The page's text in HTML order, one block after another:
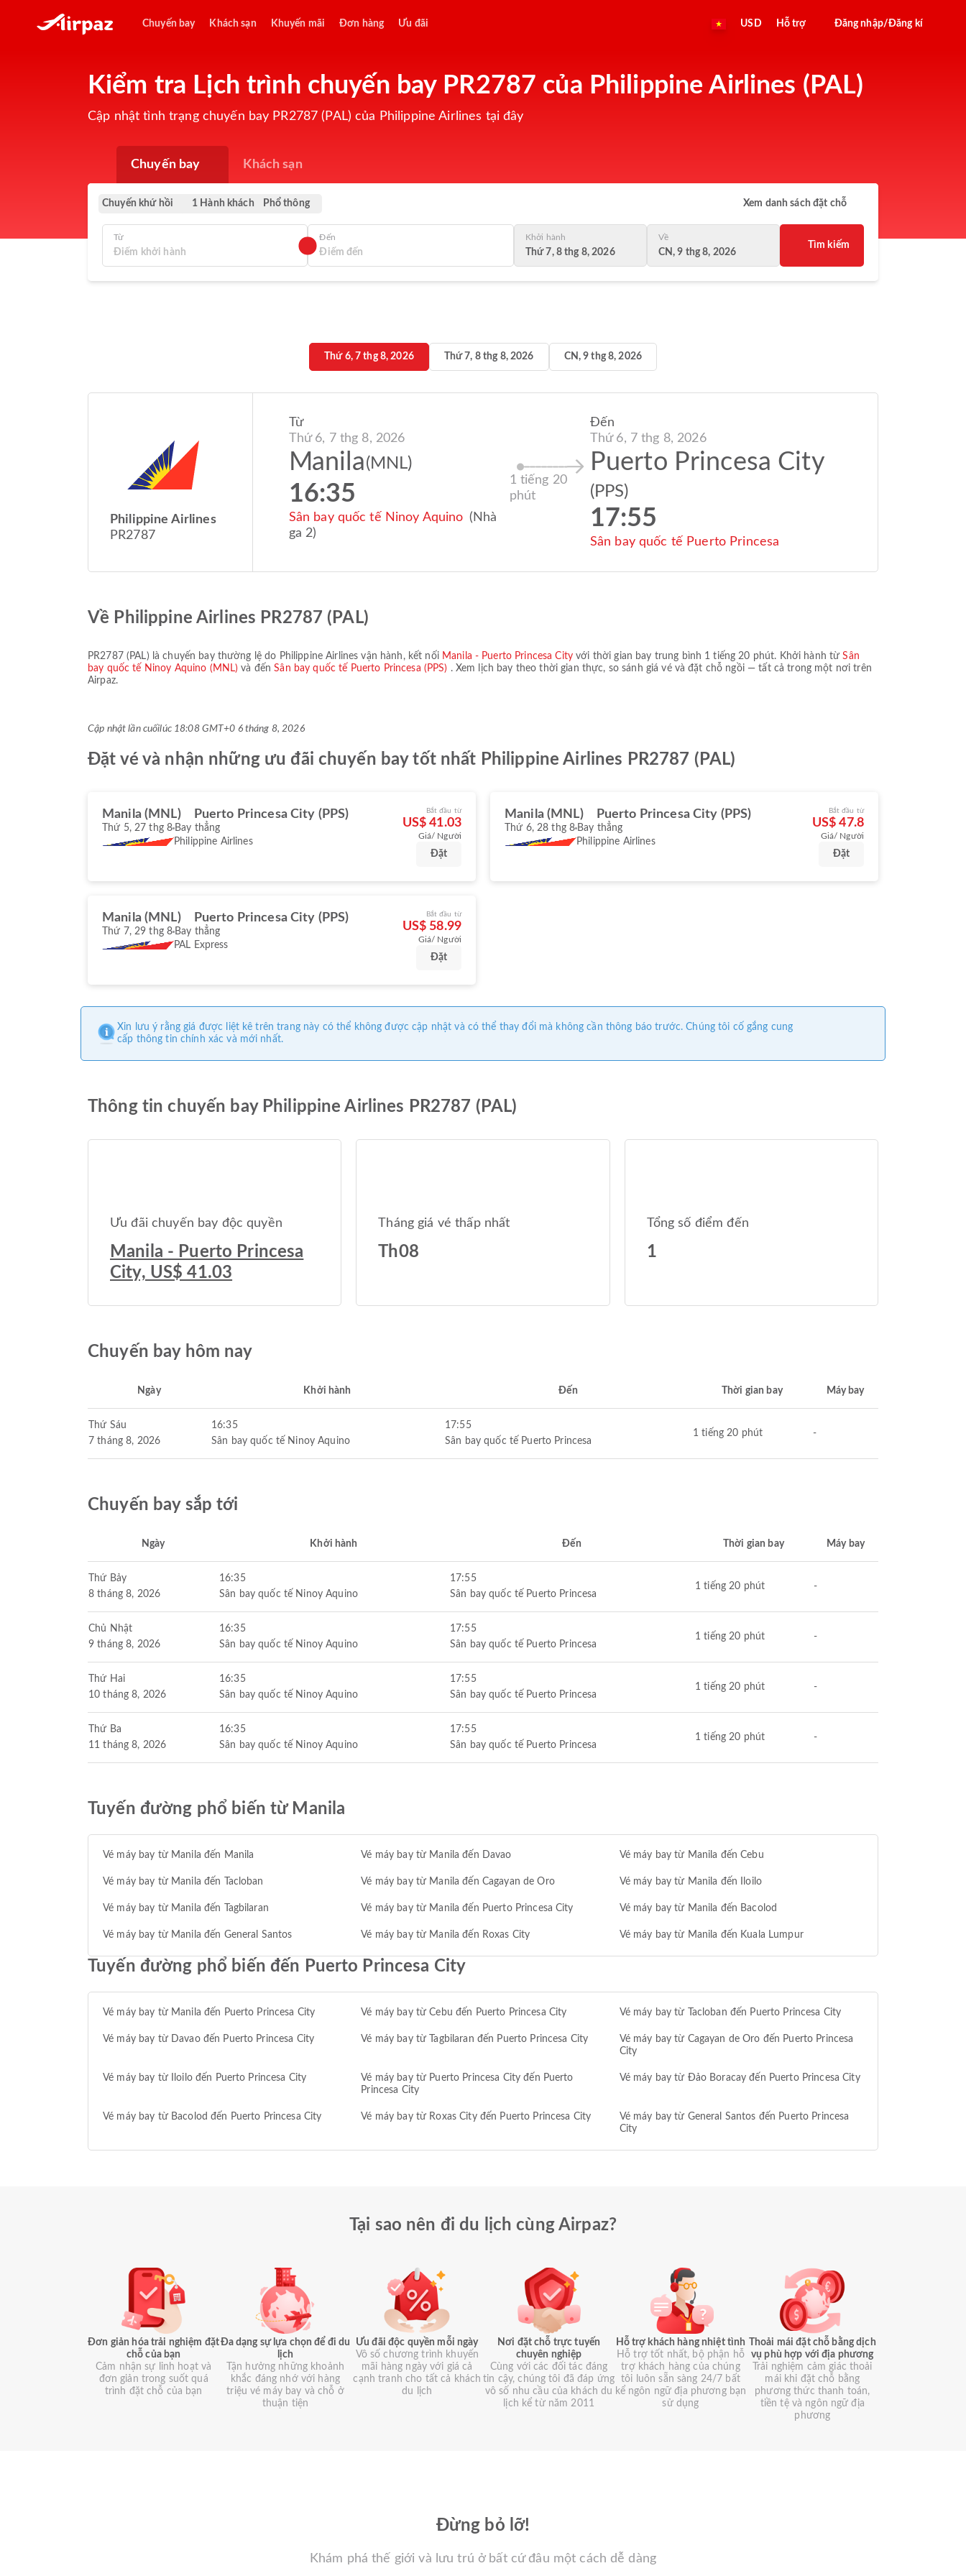
Chuyến bay Khách sạn Khuyến mãi Đơn hàng Ưu đãi USD Hỗ trợ Đăng nhập/Đăng kí
Kiểm tra Lịch trình chuyến bay PR2787 của Philippine Airlines (PAL)
Cập nhật tình trạng chuyến bay PR2787 (PAL) của Philippine Airlines tại đây
Chuyến bay Khách sạn
Chuyến khứ hồi 1 Hành khách Phổ thông Xem danh sách đặt chỗ
Từ Đến Khởi hành
Thứ 7, 8 thg 8, 2026
Về
CN, 9 thg 8, 2026
Tìm kiếm
Thứ 6, 7 thg 8, 2026 Thứ 7, 8 thg 8, 2026 CN, 9 thg 8, 2026
Philippine Airlines
PR2787
Từ
Thứ 6, 7 thg 8, 2026
Manila(MNL)
16:35
Sân bay quốc tế Ninoy Aquino (Nhà
ga 2)
1 tiếng 20
phút
Đến
Thứ 6, 7 thg 8, 2026
Puerto Princesa City
(PPS)
17:55
Sân bay quốc tế Puerto Princesa
Về Philippine Airlines PR2787 (PAL)
PR2787 ( PAL) là chuyến bay thường lệ do Philippine Airlines vận hành, kết nối Manila - Puerto Princesa City với thời gian bay trung bình 1 tiếng 20 phút. Khởi hành từSân
bay quốc tế Ninoy Aquino (MNL)và đếnSân bay quốc tế Puerto Princesa (PPS) . Xem lịch bay theo thời gian thực, so sánh giá vé và đặt chỗ ngồi — tất cả trong một nơi trên
Airpaz.
Cập nhật lần cuốilúc 18:08 GMT+0 6 tháng 8, 2026
Đặt vé và nhận những ưu đãi chuyến bay tốt nhất Philippine Airlines PR2787 (PAL)
Manila (MNL) Puerto Princesa City (PPS)
Thứ 5, 27 thg 8 Bay thẳng
Philippine Airlines
Bắt đầu từ
US$ 41.03
Giá/ Người
Đặt
Manila (MNL) Puerto Princesa City (PPS)
Thứ 6, 28 thg 8 Bay thẳng
Philippine Airlines
Bắt đầu từ
US$ 47.8
Giá/ Người
Đặt
Manila (MNL) Puerto Princesa City (PPS)
Thứ 7, 29 thg 8 Bay thẳng
PAL Express
Bắt đầu từ
US$ 58.99
Giá/ Người
Đặt
Xin lưu ý rằng giá được liệt kê trên trang này có thể không được cập nhật và có thể thay đổi mà không cần thông báo trước. Chúng tôi cố gắng cung
cấp thông tin chính xác và mới nhất.
Thông tin chuyến bay Philippine Airlines PR2787 (PAL)
Ưu đãi chuyến bay độc quyền
Manila - Puerto Princesa
City, US$ 41.03
Tháng giá vé thấp nhất
Th08
Tổng số điểm đến
1
Chuyến bay hôm nay
Ngày Khởi hành Đến Thời gian bay Máy bay
Thứ Sáu
7 tháng 8, 2026
16:35
Sân bay quốc tế Ninoy Aquino
17:55
Sân bay quốc tế Puerto Princesa
1 tiếng 20 phút -
Chuyến bay sắp tới
Ngày Khởi hành Đến Thời gian bay Máy bay
Thứ Bảy
8 tháng 8, 2026
16:35
Sân bay quốc tế Ninoy Aquino
17:55
Sân bay quốc tế Puerto Princesa
1 tiếng 20 phút -
Chủ Nhật
9 tháng 8, 2026
16:35
Sân bay quốc tế Ninoy Aquino
17:55
Sân bay quốc tế Puerto Princesa
1 tiếng 20 phút -
Thứ Hai
10 tháng 8, 2026
16:35
Sân bay quốc tế Ninoy Aquino
17:55
Sân bay quốc tế Puerto Princesa
1 tiếng 20 phút -
Thứ Ba
11 tháng 8, 2026
16:35
Sân bay quốc tế Ninoy Aquino
17:55
Sân bay quốc tế Puerto Princesa
1 tiếng 20 phút -
Tuyến đường phổ biến từ Manila
Vé máy bay từ Manila đến Manila Vé máy bay từ Manila đến Davao Vé máy bay từ Manila đến Cebu
Vé máy bay từ Manila đến Tacloban Vé máy bay từ Manila đến Cagayan de Oro Vé máy bay từ Manila đến Iloilo
Vé máy bay từ Manila đến Tagbilaran Vé máy bay từ Manila đến Puerto Princesa City Vé máy bay từ Manila đến Bacolod
Vé máy bay từ Manila đến General Santos Vé máy bay từ Manila đến Roxas City Vé máy bay từ Manila đến Kuala Lumpur
Tuyến đường phổ biến đến Puerto Princesa City
Vé máy bay từ Manila đến Puerto Princesa City Vé máy bay từ Cebu đến Puerto Princesa City Vé máy bay từ Tacloban đến Puerto Princesa City
Vé máy bay từ Davao đến Puerto Princesa City Vé máy bay từ Tagbilaran đến Puerto Princesa City
Vé máy bay từ Cagayan de Oro đến Puerto Princesa
City
Vé máy bay từ Iloilo đến Puerto Princesa City
Vé máy bay từ Puerto Princesa City đến Puerto
Princesa City
Vé máy bay từ Đảo Boracay đến Puerto Princesa City
Vé máy bay từ Bacolod đến Puerto Princesa City Vé máy bay từ Roxas City đến Puerto Princesa City
Vé máy bay từ General Santos đến Puerto Princesa
City
Tại sao nên đi du lịch cùng Airpaz?
Đơn giản hóa trải nghiệm đặt
chỗ của bạn
Cảm nhận sự linh hoạt và
đơn giản trong suốt quá
trình đặt chỗ của bạn
Đa dạng sự lựa chọn để đi du
lịch
Tận hưởng những khoảnh
khắc đáng nhớ với hàng
triệu vé máy bay và chỗ ở
thuận tiện
Ưu đãi độc quyền mỗi ngày
Vô số chương trình khuyến
mãi hàng ngày với giá cả
cạnh tranh cho tất cả khách
du lịch
Nơi đặt chỗ trực tuyến
chuyên nghiệp
Cùng với các đối tác đáng
tin cậy, chúng tôi đã đáp ứng
vô số nhu cầu của khách du
lịch kể từ năm 2011
Hỗ trợ khách hàng nhiệt tình
Hỗ trợ tốt nhất, bộ phận hỗ
trợ khách hàng của chúng
tôi luôn sẵn sàng 24/7 bất
kể ngôn ngữ địa phương bạn
sử dụng
Thoải mái đặt chỗ bằng dịch
vụ phù hợp với địa phương
Trải nghiệm cảm giác thoải
mái khi đặt chỗ bằng
phương thức thanh toán,
tiền tệ và ngôn ngữ địa
phương
Đừng bỏ lỡ!
Khám phá thế giới và lưu trú ở bất cứ đâu một cách dễ dàng